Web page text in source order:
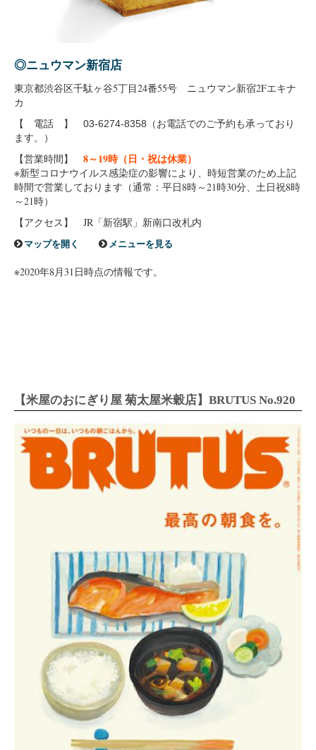
◎ニュウマン新宿店
東京都渋谷区千駄ヶ谷5丁目24番55号 ニュウマン新宿2Fエキナ
カ
【 電話 】 03-6274-8358
（お電話でのご予約も承っており
ます。）
【営業時間】 8～19時（日・祝は休業）
※新型コロナウイルス感染症の影響により、時短営業のため上記
時間で営業しております（通常：平日8時～21時30分、土日祝8時
～21時）
【アクセス】 JR「新宿駅」新南口改札内
マップを開く メニューを見る
※2020年8月31日時点の情報です。
【米屋のおにぎり屋 菊太屋米穀店】BRUTUS No.920